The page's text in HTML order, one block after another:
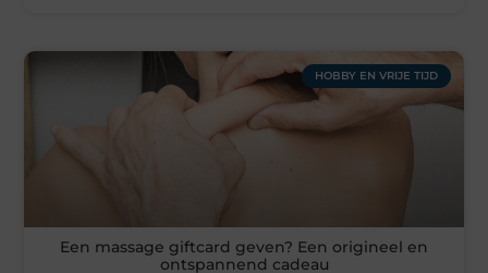
HOBBY EN VRIJE TIJD
Een massage giftcard geven? Een origineel en
ontspannend cadeau